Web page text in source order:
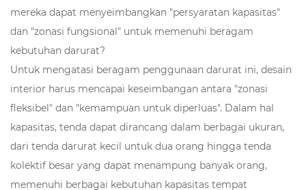
mereka dapat menyeimbangkan "persyaratan kapasitas"
dan "zonasi fungsional" untuk memenuhi beragam
kebutuhan darurat?
Untuk mengatasi beragam penggunaan darurat ini, desain
interior harus mencapai keseimbangan antara "zonasi
fleksibel" dan "kemampuan untuk diperluas". Dalam hal
kapasitas, tenda dapat dirancang dalam berbagai ukuran,
dari tenda darurat kecil untuk dua orang hingga tenda
kolektif besar yang dapat menampung banyak orang,
memenuhi berbagai kebutuhan kapasitas tempat